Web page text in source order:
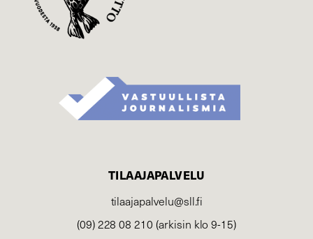
TILAAJAPALVELU
tilaajapalvelu@sll.fi
(09) 228 08 210 (arkisin klo 9-15)